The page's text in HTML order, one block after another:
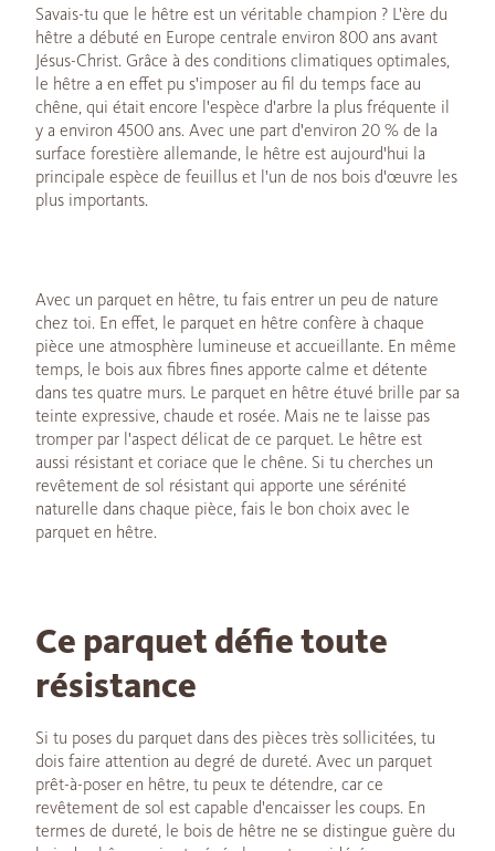
Savais-tu que le hêtre est un véritable champion ? L'ère du
hêtre a débuté en Europe centrale environ 800 ans avant
Jésus-Christ. Grâce à des conditions climatiques optimales,
le hêtre a en effet pu s'imposer au fil du temps face au
chêne, qui était encore l'espèce d'arbre la plus fréquente il
y a environ 4500 ans. Avec une part d'environ 20 % de la
surface forestière allemande, le hêtre est aujourd'hui la
principale espèce de feuillus et l'un de nos bois d'œuvre les
plus importants.
Avec un parquet en hêtre, tu fais entrer un peu de nature
chez toi. En effet, le parquet en hêtre confère à chaque
pièce une atmosphère lumineuse et accueillante. En même
temps, le bois aux fibres fines apporte calme et détente
dans tes quatre murs. Le parquet en hêtre étuvé brille par sa
teinte expressive, chaude et rosée. Mais ne te laisse pas
tromper par l'aspect délicat de ce parquet. Le hêtre est
aussi résistant et coriace que le chêne. Si tu cherches un
revêtement de sol résistant qui apporte une sérénité
naturelle dans chaque pièce, fais le bon choix avec le
parquet en hêtre.
Ce parquet défie toute
résistance
Si tu poses du parquet dans des pièces très sollicitées, tu
dois faire attention au degré de dureté. Avec un parquet
prêt-à-poser en hêtre, tu peux te détendre, car ce
revêtement de sol est capable d'encaisser les coups. En
termes de dureté, le bois de hêtre ne se distingue guère du